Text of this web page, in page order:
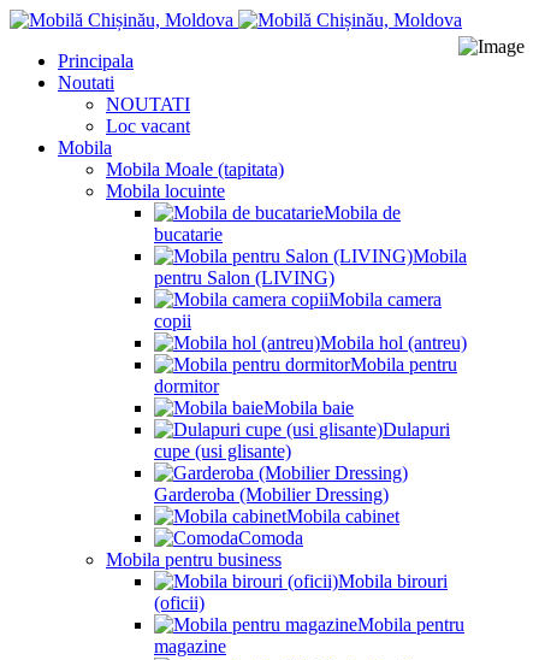
Principala
Noutati
NOUTATI
Loc vacant
Mobila
Mobila Moale (tapitata)
Mobila locuinte
Mobila de
bucatarie
Mobila
pentru Salon (LIVING)
Mobila camera
copii
Mobila hol (antreu)
Mobila pentru
dormitor
Mobila baie
Dulapuri
cupe (usi glisante)
Garderoba (Mobilier Dressing)
Mobila cabinet
Comoda
Mobila pentru business
Mobila birouri
(oficii)
Mobila pentru
magazine